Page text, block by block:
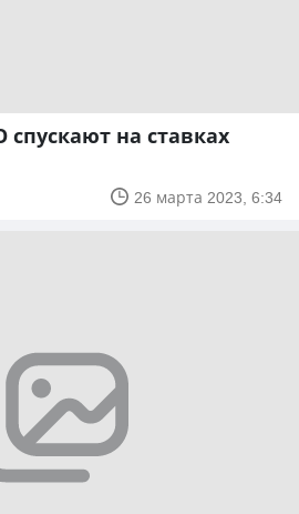
на ставках
26 марта 2023, 6:34